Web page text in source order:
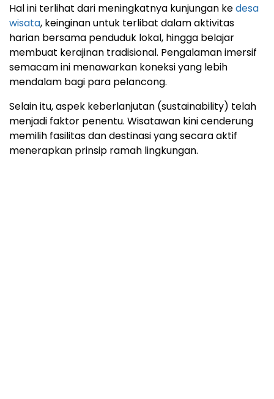
Hal ini terlihat dari meningkatnya kunjungan kedesa
wisata, keinginan untuk terlibat dalam aktivitas
harian bersama penduduk lokal, hingga belajar
membuat kerajinan tradisional. Pengalaman imersif
semacam ini menawarkan koneksi yang lebih
mendalam bagi para pelancong.
Selain itu, aspek keberlanjutan (sustainability) telah
menjadi faktor penentu. Wisatawan kini cenderung
memilih fasilitas dan destinasi yang secara aktif
menerapkan prinsip ramah lingkungan.